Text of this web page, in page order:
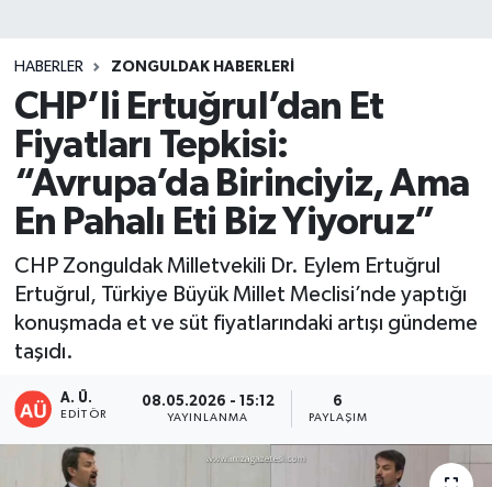
HABERLER ZONGULDAK HABERLERI
CHP’li Ertuğrul’dan Et
Fiyatları Tepkisi:
“Avrupa’da Birinciyiz, Ama
En Pahalı Eti Biz Yiyoruz”
CHP Zonguldak Milletvekili Dr. Eylem Ertuğrul
Ertuğrul, Türkiye Büyük Millet Meclisi’nde yaptığı
konuşmada et ve süt fiyatlarındaki artışı gündeme
taşıdı.
A. Ü.
EDITÖR
08.05.2026 - 15:12
YAYINLANMA
6
PAYLAŞIM
DÜZCE
EREĞLİ
GÖKÇEBEY
KARABÜK
KASTAMONU